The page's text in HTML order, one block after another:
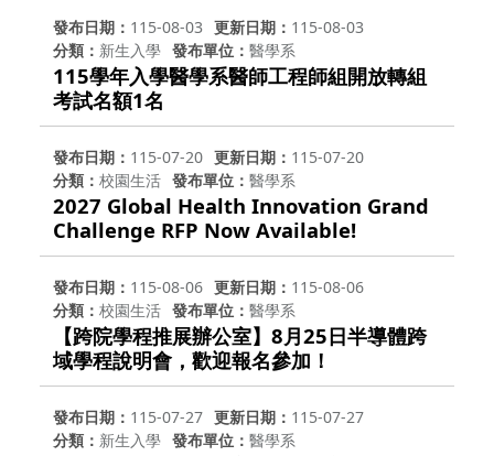
發布日期 115-08-03 更新日期
115-08-03
分類
新生入學 發布單位 醫學系
115學年入學醫學系醫師工程師組開放轉組
考試名額1名
發布日期 115-07-20 更新日期
115-07-20
分類
校園生活 發布單位 醫學系
2027 Global Health Innovation Grand
Challenge RFP Now Available!
發布日期 115-08-06 更新日期
115-08-06
分類
校園生活 發布單位 醫學系
【跨院學程推展辦公室】8月25日半導體跨
域學程說明會，歡迎報名參加！
發布日期 115-07-27 更新日期
115-07-27
分類
新生入學 發布單位 醫學系